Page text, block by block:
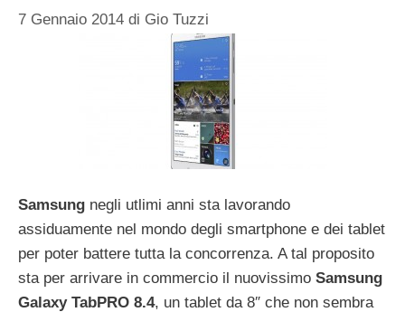
7 Gennaio 2014 di Gio Tuzzi
Samsung negli utlimi anni sta lavorando
assiduamente nel mondo degli smartphone e dei tablet
per poter battere tutta la concorrenza. A tal proposito
sta per arrivare in commercio il nuovissimo Samsung
Galaxy TabPRO 8.4, un tablet da 8″ che non sembra